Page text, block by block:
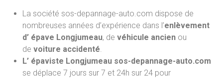
La société sos-depannage-auto.com dispose de
nombreuses années d’expérience dans l’enlèvement
d’ épave Longjumeau, de véhicule ancien ou
de voiture accidenté.
L’ épaviste Longjumeau sos-depannage-auto.com
se déplace 7 jours sur 7 et 24h sur 24 pour